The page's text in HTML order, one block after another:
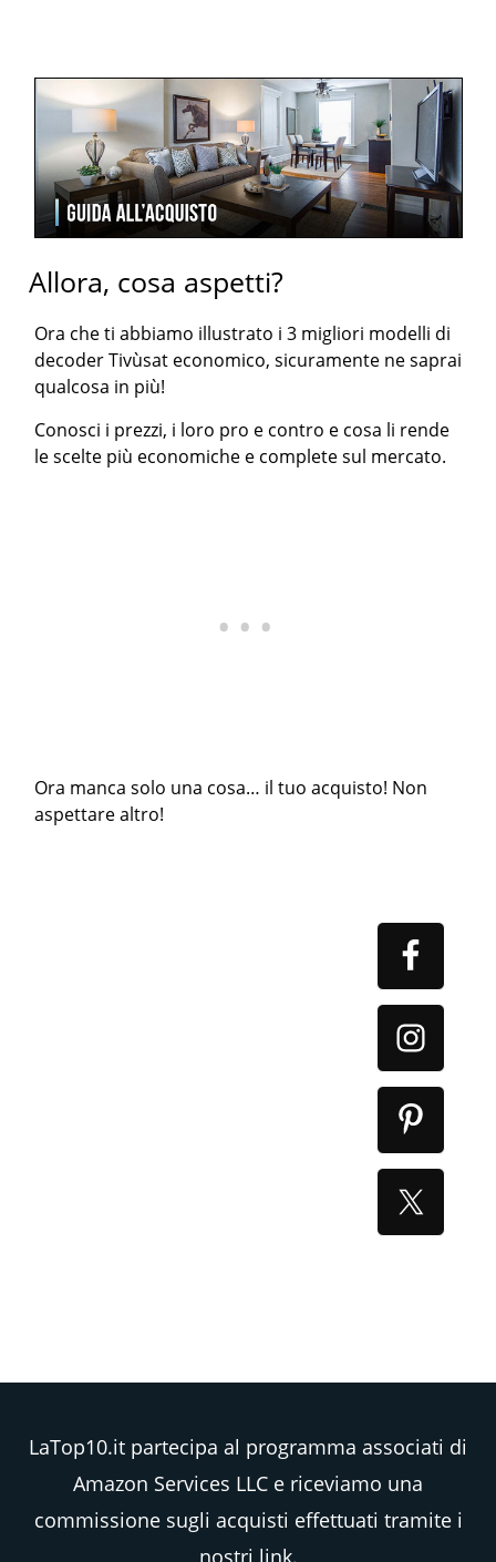
Allora, cosa aspetti?
Ora che ti abbiamo illustrato i 3 migliori modelli di
decoder Tivùsat economico, sicuramente ne saprai
qualcosa in più!
Conosci i prezzi, i loro pro e contro e cosa li rende
le scelte più economiche e complete sul mercato.
Ora manca solo una cosa… il tuo acquisto! Non
aspettare altro!
Primary
Sidebar
LaTop10.it partecipa al programma associati di
Amazon Services LLC e riceviamo una
commissione sugli acquisti effettuati tramite i
nostri link.